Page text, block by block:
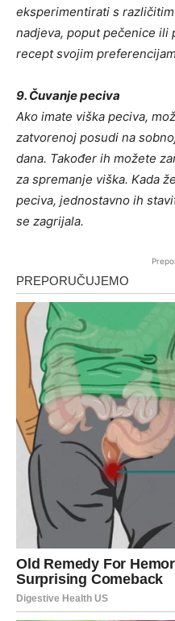
eksperimentirati s
nadjeva, poput pečenice
recept svojim
9. Čuvanje peciva
Ako imate viška peciva,
zatvorenoj posudi na
dana. Također ih možete
za spremanje viška. Kada
peciva, jednostavno ih
se zagrijala.